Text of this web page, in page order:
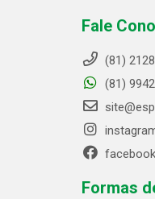
Fale
(81)
(81)
Formas